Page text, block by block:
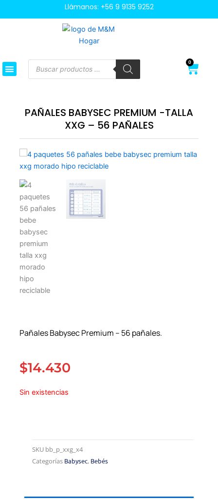
al
Llámanos: +56 9 9135 9252
Búsqueda
productos
0
Cart
PAÑALES BABYSEC PREMIUM -TALLA
XXG – 56 PAÑALES
Pañales Babysec Premium – 56 pañales.
$14.430
Sin existencias
SKU bb_p_xxg_x4
Categorías Babysec, Bebés